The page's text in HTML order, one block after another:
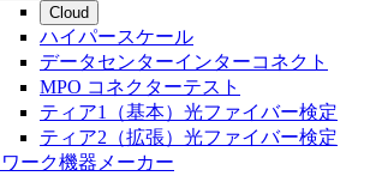
Cloud
ハイパースケール
データセンターインターコネクト
MPO コネクターテスト
ティア1（基本）光ファイバー検定
ティア2（拡張）光ファイバー検定
ーク機器メーカー